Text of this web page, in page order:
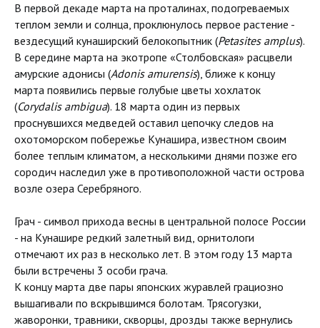
В первой декаде марта на проталинах, подогреваемых
теплом земли и солнца, проклюнулось первое растение -
вездесущий кунаширский белокопытник (Petasites amplus).
В середине марта на экотропе «Столбовская» расцвели
амурские адонисы (Adonis amurensis), ближе к концу
марта появились первые голубые цветы хохлаток
(Corydalis ambigua). 18 марта один из первых
проснувшихся медведей оставил цепочку следов на
охотоморском побережье Кунашира, известном своим
более теплым климатом, а несколькими днями позже его
сородич наследил уже в противоположной части острова
возле озера Серебряного.
Грач - символ прихода весны в центральной полосе России
- на Кунашире редкий залетный вид, орнитологи
отмечают их раз в несколько лет. В этом году 13 марта
были встречены 3 особи грача.
К концу марта две пары японских журавлей грациозно
вышагивали по вскрывшимся болотам. Трясогузки,
жаворонки, травники, скворцы, дрозды также вернулись